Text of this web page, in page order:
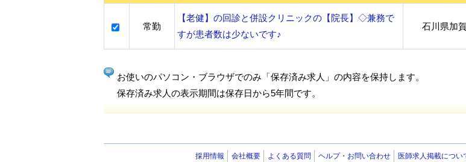
常勤
【老健】の回診と併設クリニックの【院長】◇兼務で
すが患者数は少ないです♪
石川県加
お使いのパソコン・ブラウザでのみ「保存済み求人」の内容を保持します。
保存済み求人の表示期間は保存日から5年間です。
採用情報 会社概要 よくある質問 ヘルプ・お問い合わせ 医師求人掲載につい